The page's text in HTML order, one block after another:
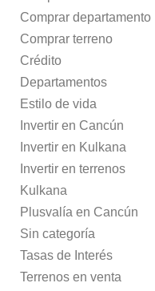
Comprar departamento
Comprar terreno
Crédito
Departamentos
Estilo de vida
Invertir en Cancún
Invertir en Kulkana
Invertir en terrenos
Kulkana
Plusvalía en Cancún
Sin categoría
Tasas de Interés
Terrenos en venta